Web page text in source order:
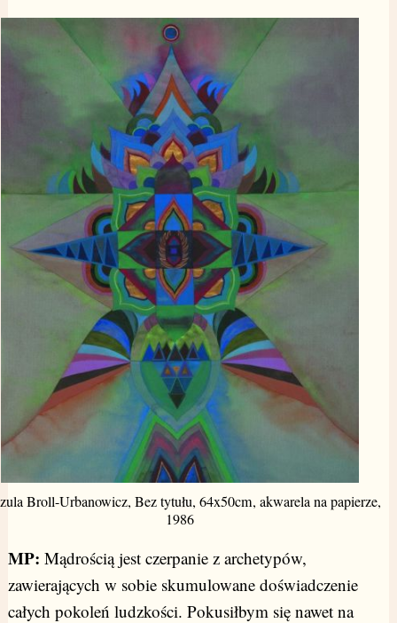
Broll-Urbanowicz, Bez tytułu, 64x50cm, akwarela na papierze,
1986
MP: Mądrością jest czerpanie z archetypów,
zawierających w sobie skumulowane doświadczenie
całych pokoleń ludzkości. Pokusiłbym się nawet na